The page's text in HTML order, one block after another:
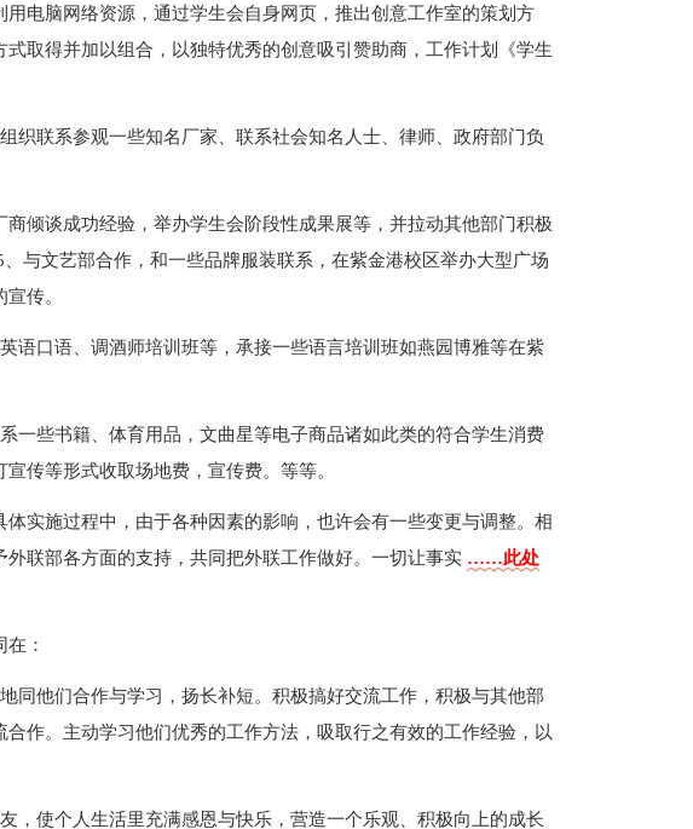
电脑网络资源，通过学生会自身网页，推出创意工作室的策划方
取得并加以组合，以独特优秀的创意吸引赞助商，工作计划《学生
织联系参观一些知名厂家、联系社会知名人士、律师、政府部门负
倾谈成功经验，举办学生会阶段性成果展等，并拉动其他部门积极
与文艺部合作，和一些品牌服装联系，在紫金港校区举办大型广场
传。
语口语、调酒师培训班等，承接一些语言培训班如燕园博雅等在紫
一些书籍、体育用品，文曲星等电子商品诸如此类的符合学生消费
传等形式收取场地费，宣传费。等等。
实施过程中，由于各种因素的影响，也许会有一些变更与调整。相
联部各方面的支持，共同把外联工作做好。一切让事实 ……此处
：
同他们合作与学习，扬长补短。积极搞好交流工作，积极与其他部
作。主动学习他们优秀的工作方法，吸取行之有效的工作经验，以
，使个人生活里充满感恩与快乐，营造一个乐观、积极向上的成长